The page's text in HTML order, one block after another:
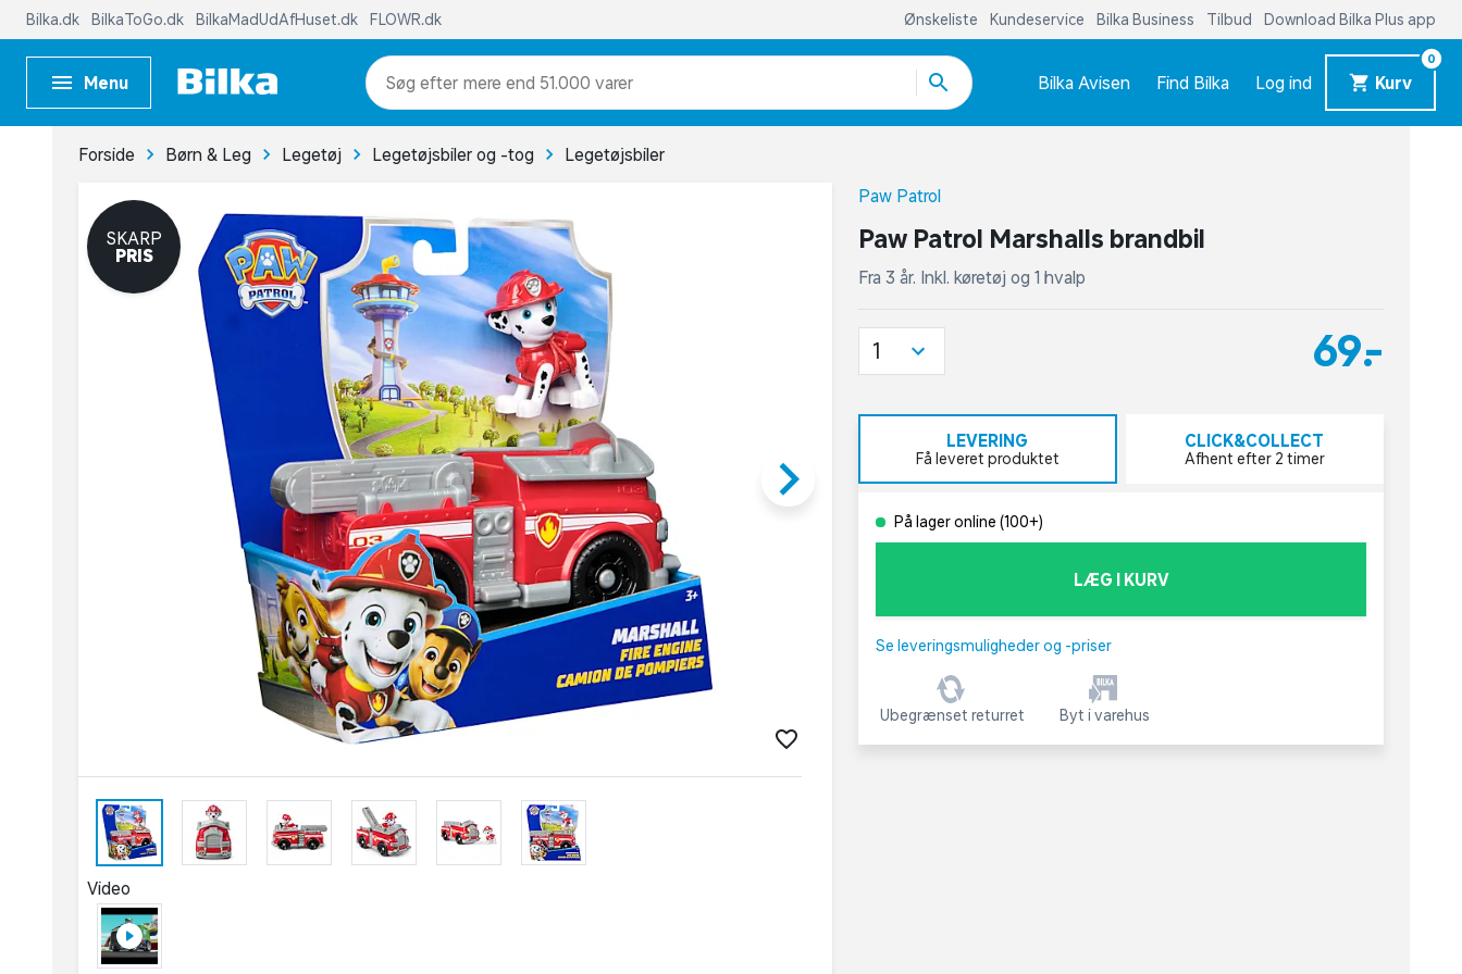
Bilka.dk BilkaToGo.dk BilkaMadUdAfHuset.dk FLOWR.dk Ønskeliste Kundeservice Bilka Business Tilbud Download Bilka Plus app
Menu mere end 51.000 varer Bilka Avisen Find Bilka Log ind Kurv
0
Forside Børn & Leg Legetøj Legetøjsbiler og -tog Legetøjsbiler
SKARP
PRIS
keyboard_arrow_right
Video
Paw Patrol
Paw Patrol Marshalls brandbil
Fra 3 år. Inkl. køretøj og 1 hvalp
69,-
1
LEVERING
Få leveret produktet
CLICK&COLLECT
Afhent efter 2 timer
På lager online (100+)
LÆG I KURV
Se leveringsmuligheder og -priser
Ubegrænset returret Byt i varehus